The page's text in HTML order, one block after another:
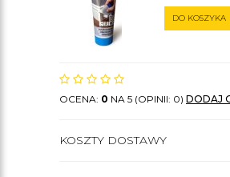
DO KOSZYKA
OCENA: 0 NA 5 (OPINII: 0) DODAJ
KOSZTY DOSTAWY